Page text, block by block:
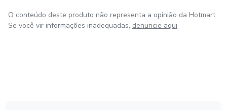
O conteúdo deste produto não representa a opinião da Hotmart.
Se você vir informações inadequadas, denuncie aqui